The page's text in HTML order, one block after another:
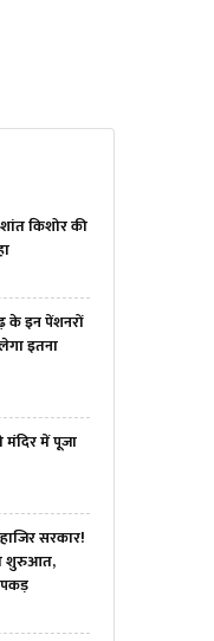
किशोर की
के इन पेंशनरों
इतना
मंदिर में पूजा
सरकार!
शुरुआत,
पकड़